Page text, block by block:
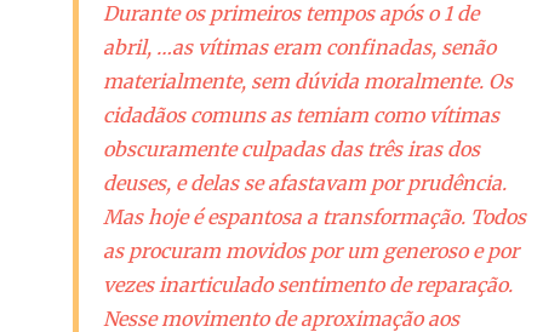
Durante os primeiros tempos após o 1 de
abril, …as vítimas eram confinadas, senão
materialmente, sem dúvida moralmente. Os
cidadãos comuns as temiam como vítimas
obscuramente culpadas das três iras dos
deuses, e delas se afastavam por prudência.
Mas hoje é espantosa a transformação. Todos
as procuram movidos por um generoso e por
vezes inarticulado sentimento de reparação.
Nesse movimento de aproximação aos